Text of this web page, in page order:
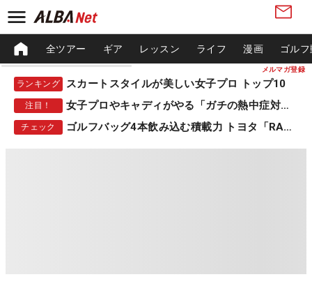
メルマガ登録
全ツアー ギア レッスン ライフ 漫画 ゴル
ランキング スカートスタイルが美しい女子プロ トップ10
注目！ 女子プロやキャディがやる「ガチの熱中症対策」
チェック ゴルフバッグ4本飲み込む積載力 トヨタ「RAV4」